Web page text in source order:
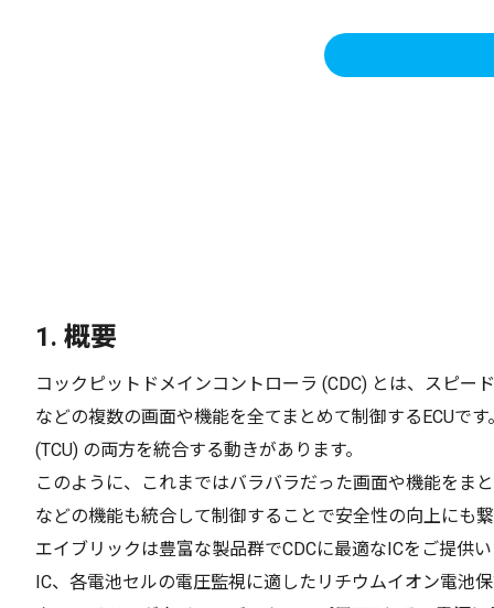
1. 概要
コックピットドメインコントローラ (CDC) とは、スピー
などの複数の画面や機能を全てまとめて制御するECUで
(TCU) の両方を統合する動きがあります。
このように、これまではバラバラだった画面や機能をま
などの機能も統合して制御することで安全性の向上にも繋
エイブリックは豊富な製品群でCDCに最適なICをご提供
IC、各電池セルの電圧監視に適したリチウムイオン電池